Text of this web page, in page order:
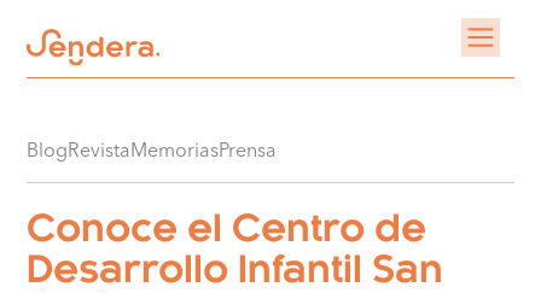
BlogRevistaMemoriasPrensa
Conoce el Centro de
Desarrollo Infantil San